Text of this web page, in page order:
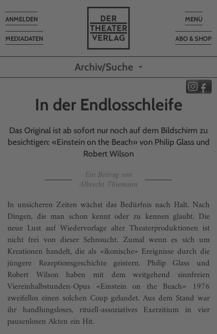
Toggle
MENÜ
ABO & SHOP
MEDIADATEN
Toggle
navigation
ANMELDEN
Archiv/Suche
In der Endlosschleife
Das Original ist ab sofort nur noch auf dem Bildschirm zu
besichtigen: «Einstein on the Beach» von Philip Glass und
Robert Wilson
Ein Beitrag von
Albrecht Thiemann
In unsicheren Zeiten wächst das Bedürfnis nach Halt. Nach
Dingen, die man schon kennt oder zu kennen glaubt. Die
neue Lust auf Wiedervorlage alter Theaterproduktionen ist
nicht frei von dieser Sehnsucht. Zumal wenn es sich um
Kreationen handelt, die als «ikonische» Ereignisse durch die
jüngere Rezeptionsgeschichte geistern. Philip Glass und
Robert Wilson haben mit dem weitgehend sinnfreien
Viereinhalbstunden-Opus «Einstein on the Beach» 1976
zweifellos einen solchen Coup gelandet. Aus dem Stand war
ihr handlungsloses, rituell-assoziatives Exerzitium in vier
pausenlosen Akten ein Hit.